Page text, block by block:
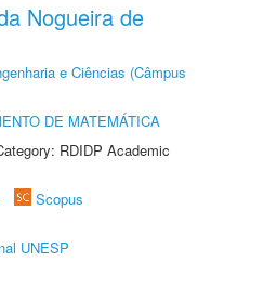
Nogueira de
e Ciências (Câmpus
DE MATEMÁTICA
RDIDP Academic
Scopus
UNESP